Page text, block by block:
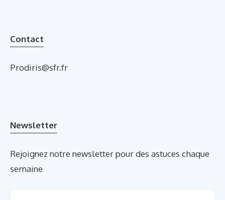
Contact
Prodiris@sfr.fr
Newsletter
Rejoignez notre newsletter pour des astuces chaque
semaine